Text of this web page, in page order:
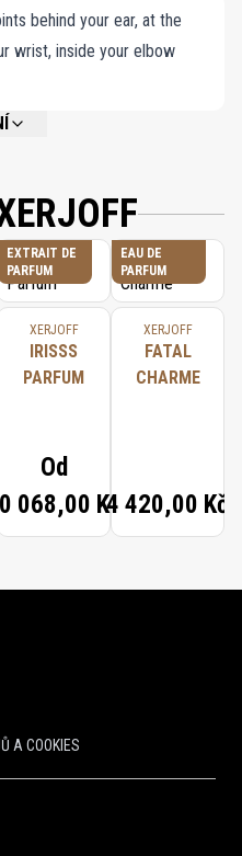
behind your ear, at the
wrist, inside your elbow
EXTRAIT DE
PARFUM
XERJOFF
IRISSS
PARFUM
Od
068,00 Kč
EAU DE
PARFUM
XERJOFF
FATAL
CHARME
4 420,00 Kč
A COOKIES